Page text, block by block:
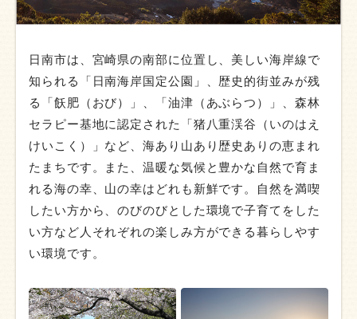
日南市は、宮崎県の南部に位置し、美しい海岸線で
知られる「日南海岸国定公園」、歴史的街並みが残
る「飫肥（おび）」、「油津（あぶらつ）」、森林
セラピー基地に認定された「猪八重渓谷（いのはえ
けいこく）」など、海あり山あり歴史ありの恵まれ
たまちです。また、温暖な気候と豊かな自然で育ま
れる海の幸、山の幸はどれも新鮮です。自然を満喫
したい方から、のびのびとした環境で子育てをした
い方など人それぞれの楽しみ方ができる暮らしやす
い環境です。